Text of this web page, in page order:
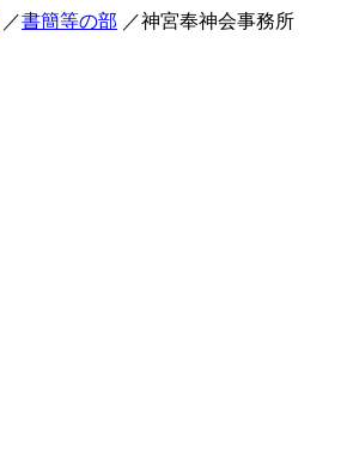
／書簡等の部 ／神宮奉神会事務所